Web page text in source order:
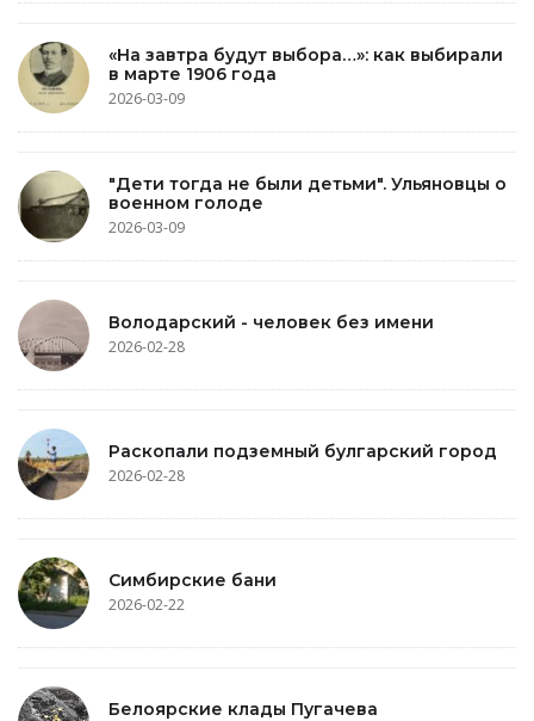
«На завтра будут выбора…»: как выбирали
в марте 1906 года
2026-03-09
"Дети тогда не были детьми". Ульяновцы о
военном голоде
2026-03-09
Володарский - человек без имени
2026-02-28
Раскопали подземный булгарский город
2026-02-28
Симбирские бани
2026-02-22
Белоярские клады Пугачева